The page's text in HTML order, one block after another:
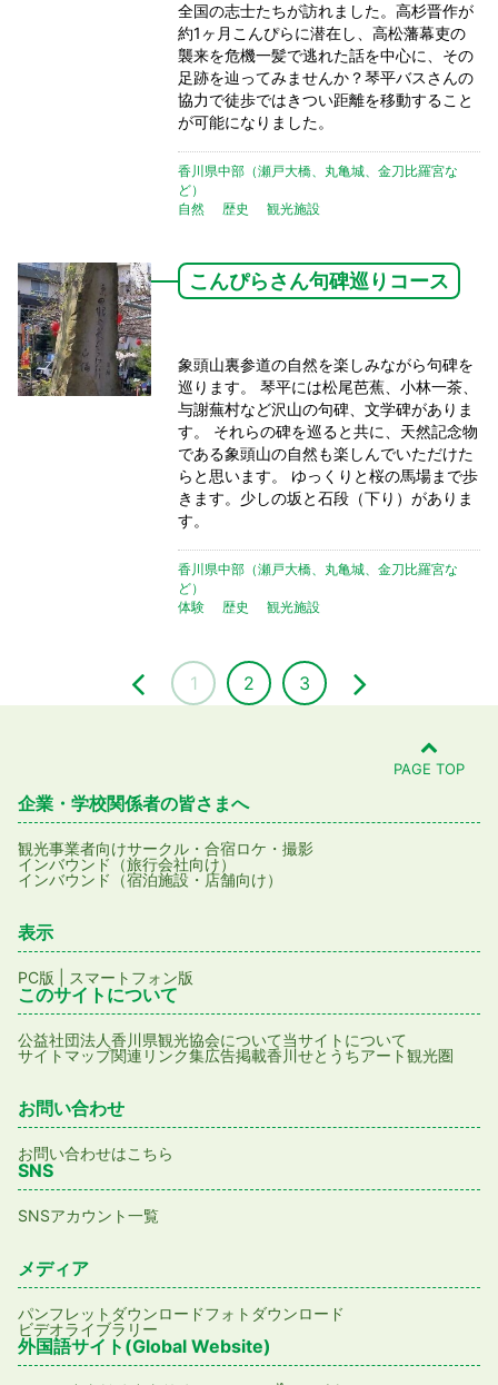
全国の志士たちが訪れました。高杉晋作が
約1ヶ月こんぴらに潜在し、高松藩幕吏の
襲来を危機一髪で逃れた話を中心に、その
足跡を辿ってみませんか？琴平バスさんの
協力で徒歩ではきつい距離を移動すること
が可能になりました。
香川県中部（瀬戸大橋、丸亀城、金刀比羅宮な
ど）
自然
歴史 観光施設
こんぴらさん句碑巡りコース
象頭山裏参道の自然を楽しみながら句碑を
巡ります。 琴平には松尾芭蕉、小林一茶、
与謝蕪村など沢山の句碑、文学碑がありま
す。 それらの碑を巡ると共に、天然記念物
である象頭山の自然も楽しんでいただけた
らと思います。 ゆっくりと桜の馬場まで歩
きます。少しの坂と石段（下り）がありま
す。
香川県中部（瀬戸大橋、丸亀城、金刀比羅宮な
ど）
体験
歴史 観光施設
1 2 3
PAGE TOP
企業・学校関係者の皆さまへ
観光事業者向けサークル・合宿ロケ・撮影
インバウンド（旅行会社向け）
インバウンド（宿泊施設・店舗向け）
表示
PC版 スマートフォン版
このサイトについて
公益社団法人香川県観光協会について当サイトについて
サイトマップ関連リンク集広告掲載香川せとうちアート観光圏
お問い合わせ
お問い合わせはこちら
SNS
SNSアカウント一覧
メディア
パンフレットダウンロードフォトダウンロード
ビデオライブラリー
外国語サイト(Global Website)